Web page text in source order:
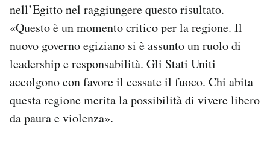
nell’Egitto nel raggiungere questo risultato.
«Questo è un momento critico per la regione. Il
nuovo governo egiziano si è assunto un ruolo di
leadership e responsabilità. Gli Stati Uniti
accolgono con favore il cessate il fuoco. Chi abita
questa regione merita la possibilità di vivere libero
da paura e violenza».